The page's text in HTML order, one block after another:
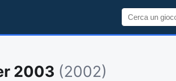
2003 (2002)